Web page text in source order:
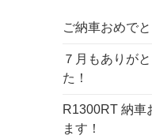
ご納車おめで
７月もありが
た！
R1300RT 納車
ます！